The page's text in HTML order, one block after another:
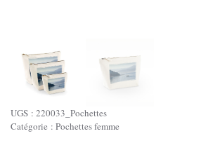
UGS : 220033_Pochettes
Catégorie : Pochettes femme